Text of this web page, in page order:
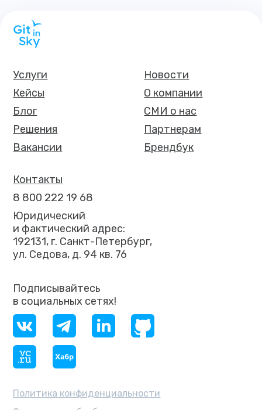
Политика конфиденциальности
Брендбук
Партнерам
СМИ о нас
О компании
Новости
Вакансии
Решения
Блог
Кейсы
Услуги
Юридический
и фактический адрес:
192131, г. Санкт-Петербург,
ул. Седова, д. 94 кв. 76
8 800 222 19 68
Подписывайтесь
в социальных сетях!
Контакты